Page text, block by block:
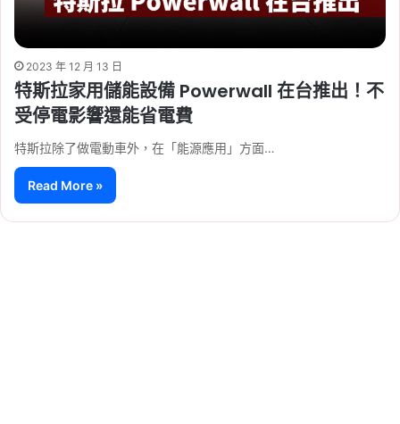
2023 年 12 月 13 日
特斯拉家用儲能設備 Powerwall 在台推出！不
受停電影響還能省電費
特斯拉除了做電動車外，在「能源應用」方面…
Read More »